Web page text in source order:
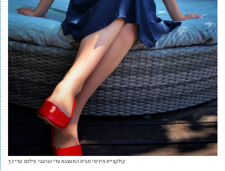
קולקציית מינימי מבית המעצבת עדי שרעבי. צילום: עדי כץ